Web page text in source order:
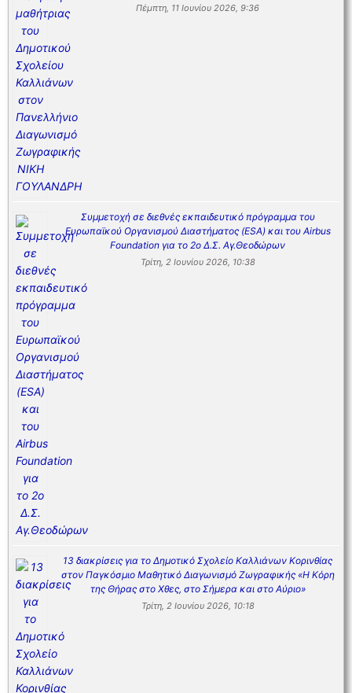
Πέμπτη, 11 Ιουνίου 2026, 9:36
Συμμετοχή σε διεθνές εκπαιδευτικό πρόγραμμα του
Ευρωπαϊκού Οργανισμού Διαστήματος (ESA) και του Airbus
Foundation για το 2ο Δ.Σ. Αγ.Θεοδώρων
Τρίτη, 2 Ιουνίου 2026, 10:38
13 διακρίσεις για το Δημοτικό Σχολείο Καλλιάνων Κορινθίας
στον Παγκόσμιο Μαθητικό Διαγωνισμό Ζωγραφικής «Η Κόρη
της Θήρας στο Χθες, στο Σήμερα και στο Αύριο»
Τρίτη, 2 Ιουνίου 2026, 10:18